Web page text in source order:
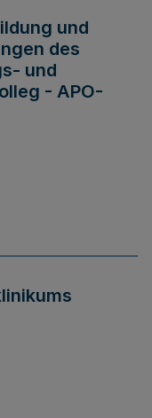
und
des
und
- APO-